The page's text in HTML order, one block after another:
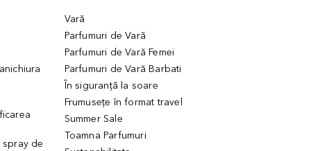
spray de
Vară
Parfumuri de Vară
Parfumuri de Vară Femei
Parfumuri de Vară Barbati
În siguranță la soare
Frumusețe în format travel
Summer Sale
Toamna Parfumuri